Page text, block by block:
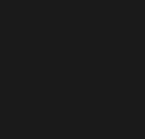
der
wurde am 24.
(12. Februar
Armando Perotti in
und der ...